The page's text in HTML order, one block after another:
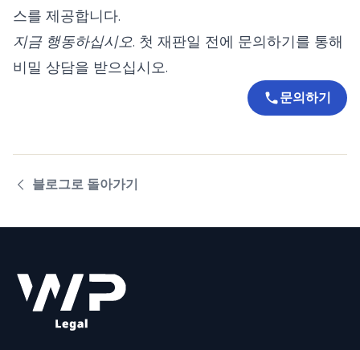
스를 제공합니다.
지금 행동하십시오. 첫 재판일 전에 문의하기를 통해
비밀 상담을 받으십시오.
문의하기
블로그로 돌아가기